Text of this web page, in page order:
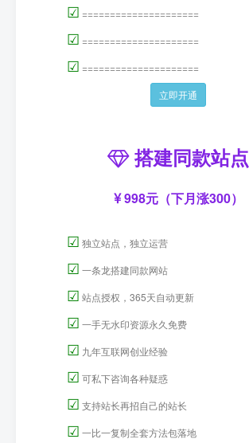
☑ =====================
☑ =====================
☑ =====================
立即开通
搭建同款站点
998元（下月涨300）
☑ 独立站点，独立运营
☑ 一条龙搭建同款网站
☑ 站点授权，365天自动更新
☑ 一手无水印资源永久免费
☑ 九年互联网创业经验
☑ 可私下咨询各种疑惑
☑ 支持站长再招自己的站长
☑ 一比一复制全套方法包落地